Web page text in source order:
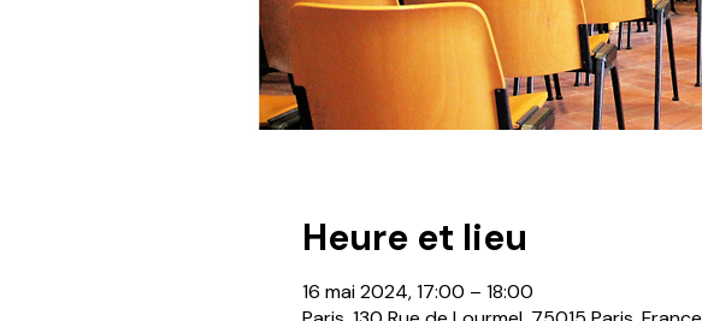
Heure et lieu
16 mai 2024, 17:00 – 18:00